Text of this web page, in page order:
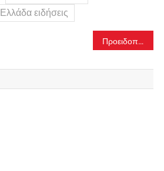
Ελλάδα ειδήσεις
Προειδοποίηση του ΕΟΦ για παράνομη προώθηση και χορήγηση «ενδοφλέβιων θεραπειών» ως συμπληρωμάτων διατροφής